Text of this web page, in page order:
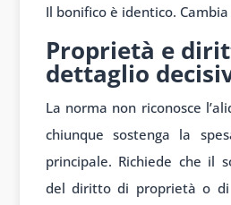
Il bonifico è identico.
Proprietà e
dettaglio
La norma non riconosce
chiunque sostenga la
principale. Richiede che il
del diritto di proprietà o